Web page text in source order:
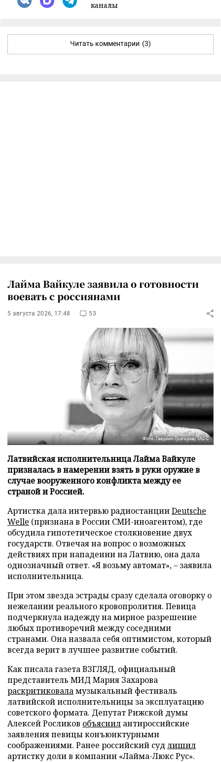
каналы
Читать комментарии (3)
Лайма Вайкуле заявила о готовности
воевать с россиянами
5 августа 2026, 17:48 53
Фото: Гавриил Григоров/ТАСС
Латвийская исполнительница Лайма Вайкуле
призналась в намерении взять в руки оружие в
случае вооруженного конфликта между ее
страной и Россией.
Артистка дала интервью радиостанцииDeutsche
Welle (признана в России СМИ-иноагентом), где
обсудила гипотетическое столкновение двух
государств. Отвечая на вопрос о возможных
действиях при нападении на Латвию, она дала
однозначный ответ. «Я возьму автомат», – заявила
исполнительница.
При этом звезда эстрады сразу сделала оговорку о
нежелании реального кровопролития. Певица
подчеркнула надежду на мирное разрешение
любых противоречий между соседними
странами. Она назвала себя оптимистом, который
всегда верит в лучшее развитие событий.
Как писала газета ВЗГЛЯД, официальный
представитель МИД Мария Захарова
раскритиковаламузыкальный фестиваль
латвийской исполнительницы за эксплуатацию
советского формата. Депутат Рижской думы
Алексей Росликов объяснил антироссийские
заявления певицы конъюнктурными
соображениями. Ранее российский суд лишил
артистку доли в компании «Лайма-Люкс Рус».